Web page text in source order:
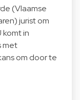
(Vlaamse
jurist om
komt in
met
om door te